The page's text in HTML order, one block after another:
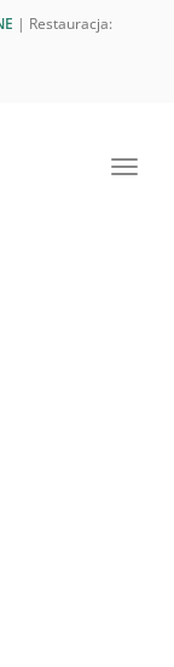
| Restauracja: